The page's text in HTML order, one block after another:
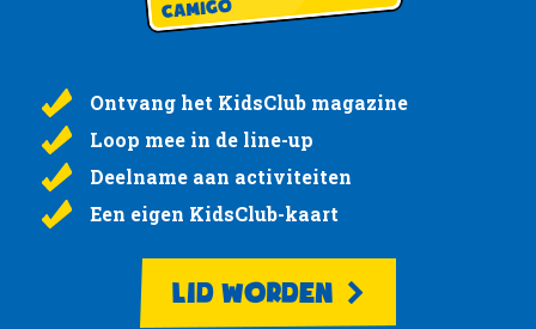
Ontvang het KidsClub magazine
Loop mee in de line-up
Deelname aan activiteiten
Een eigen KidsClub-kaart
LID WORDEN